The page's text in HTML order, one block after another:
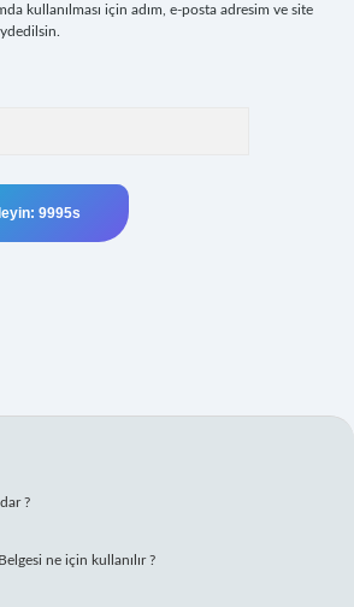
kullanılması için adım, e-posta adresim ve site
?
ne için kullanılır ?